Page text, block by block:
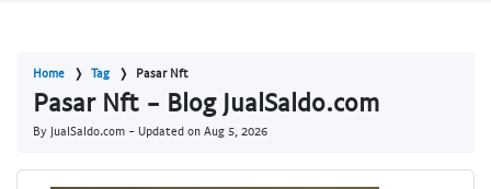
Home Tag Pasar Nft
Pasar Nft - Blog JualSaldo.com
By JualSaldo.com - Updated on Aug 5, 2026